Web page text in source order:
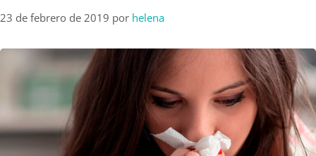
23 de febrero de 2019 por helena